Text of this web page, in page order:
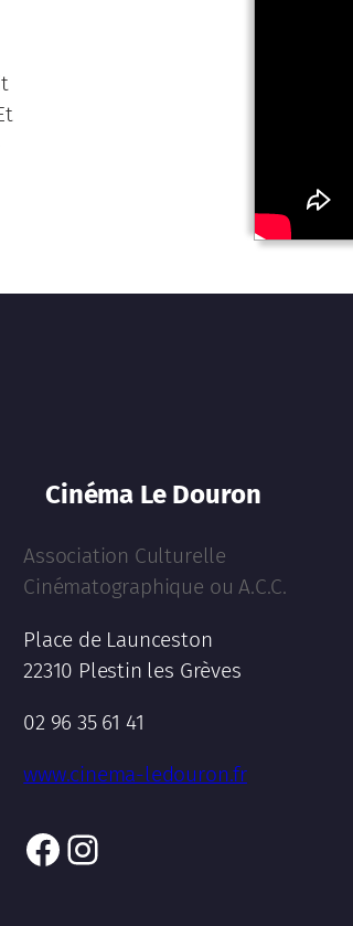
Cinéma Le Douron
Association Culturelle
Cinématographique ou A.C.C.
Place de Launceston
22310 Plestin les Grèves
02 96 35 61 41
www.cinema-ledouron.fr
Facebook
Instagram